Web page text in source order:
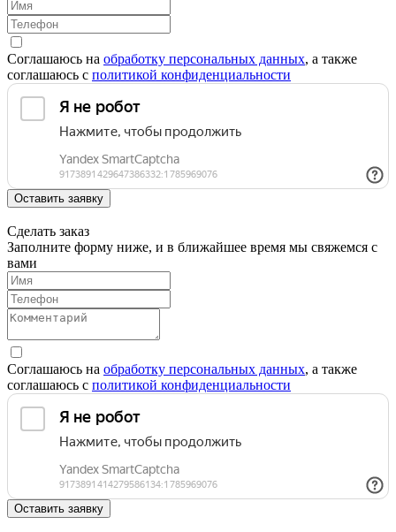
Соглашаюсь на обработку персональных данных, а также
соглашаюсь c политикой конфиденциальности
Оставить заявку
Сделать заказ
Заполните форму ниже, и в ближайшее время мы свяжемся с
вами
Соглашаюсь на обработку персональных данных, а также
соглашаюсь c политикой конфиденциальности
Оставить заявку